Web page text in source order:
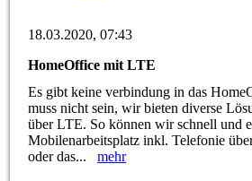
18.03.2020, 07:43
HomeOffice mit LTE
Es gibt keine verbindung in das
muss nicht sein, wir bieten diverse
über LTE. So können wir schnell und
Mobilenarbeitsplatz inkl. Telefonie
oder das...mehr